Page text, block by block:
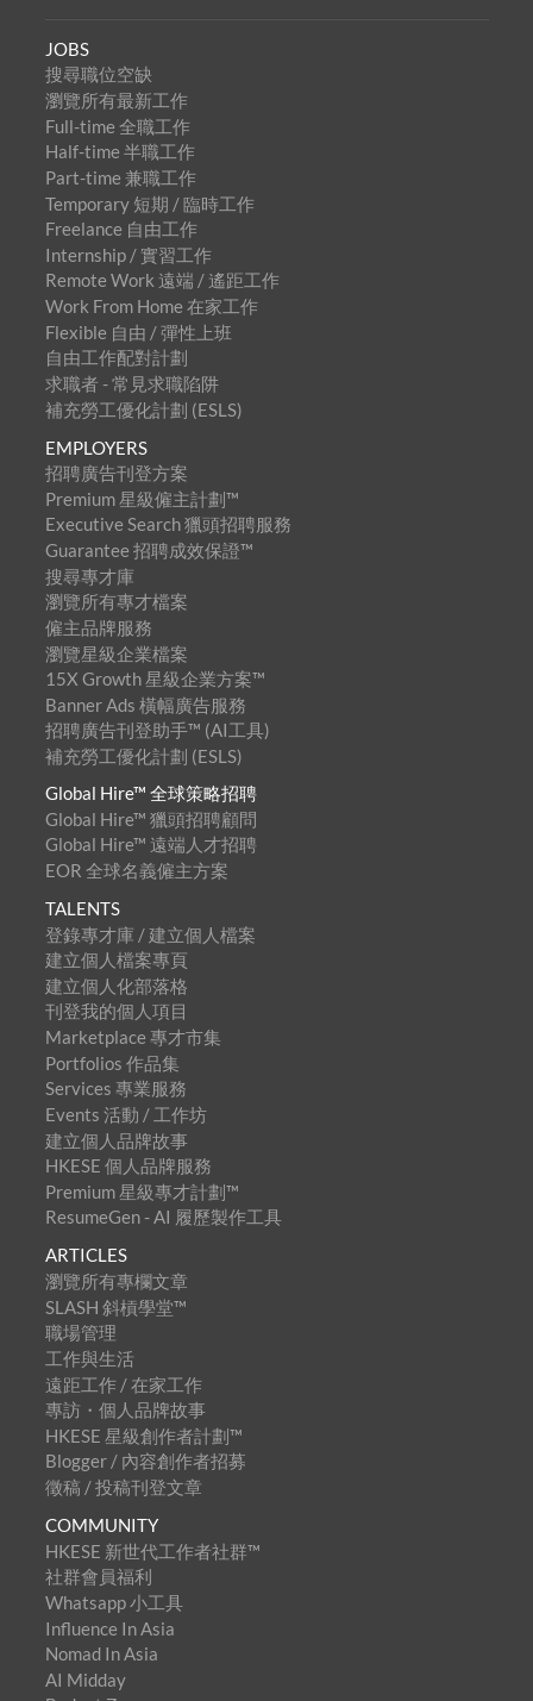
JOBS
搜尋職位空缺
瀏覽所有最新工作
Full-time 全職工作
Half-time 半職工作
Part-time 兼職工作
Temporary 短期 / 臨時工作
Freelance 自由工作
Internship / 實習工作
Remote Work 遠端 / 遙距工作
Work From Home 在家工作
Flexible 自由 / 彈性上班
自由工作配對計劃
求職者 - 常見求職陷阱
補充勞工優化計劃 (ESLS)
EMPLOYERS
招聘廣告刊登方案
Premium 星級僱主計劃™
Executive Search 獵頭招聘服務
Guarantee 招聘成效保證™
搜尋專才庫
瀏覽所有專才檔案
僱主品牌服務
瀏覽星級企業檔案
15X Growth 星級企業方案™
Banner Ads 橫幅廣告服務
招聘廣告刊登助手™ (AI工具)
補充勞工優化計劃 (ESLS)
Global Hire™ 全球策略招聘
Global Hire™ 獵頭招聘顧問
Global Hire™ 遠端人才招聘
EOR 全球名義僱主方案
TALENTS
登錄專才庫 / 建立個人檔案
建立個人檔案專頁
建立個人化部落格
刊登我的個人項目
Marketplace 專才市集
Portfolios 作品集
Services 專業服務
Events 活動 / 工作坊
建立個人品牌故事
HKESE 個人品牌服務
Premium 星級專才計劃™
ResumeGen - AI 履歷製作工具
ARTICLES
瀏覽所有專欄文章
SLASH 斜槓學堂™
職場管理
工作與生活
遠距工作 / 在家工作
專訪・個人品牌故事
HKESE 星級創作者計劃™
Blogger / 內容創作者招募
徵稿 / 投稿刊登文章
COMMUNITY
HKESE 新世代工作者社群™
社群會員福利
Whatsapp 小工具
Influence In Asia
Nomad In Asia
AI Midday